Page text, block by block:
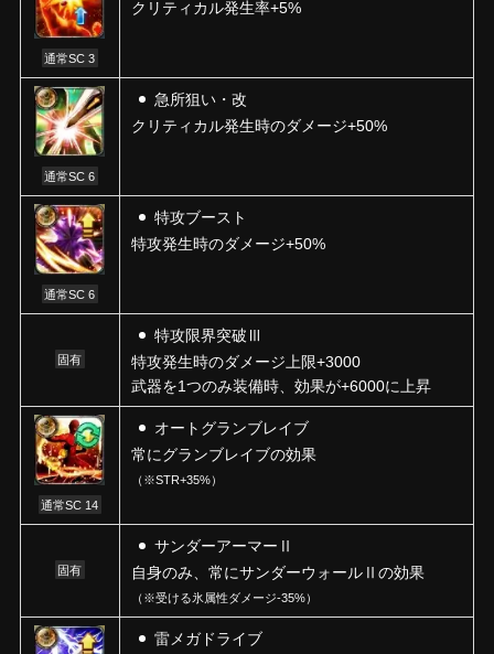
通常SC 3
クリティカル発生率+5%
通常SC 6
急所狙い・改
クリティカル発生時のダメージ+50%
通常SC 6
特攻ブースト
特攻発生時のダメージ+50%
固有
特攻限界突破Ⅲ
特攻発生時のダメージ上限+3000
武器を1つのみ装備時、効果が+6000に上昇
通常SC 14
オートグランブレイブ
常にグランブレイブの効果
（※STR+35%）
固有
サンダーアーマーⅡ
自身のみ、常にサンダーウォールⅡの効果
（※受ける氷属性ダメージ-35%）
雷メガドライブ